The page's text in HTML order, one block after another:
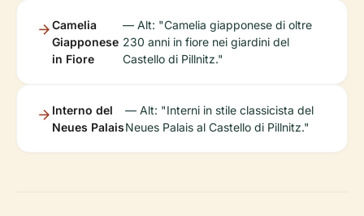
Camelia
Giapponese
in Fiore
— Alt: "Camelia giapponese di oltre
230 anni in fiore nei giardini del
Castello di Pillnitz."
Interno del
Neues Palais
— Alt: "Interni in stile classicista del
Neues Palais al Castello di Pillnitz."